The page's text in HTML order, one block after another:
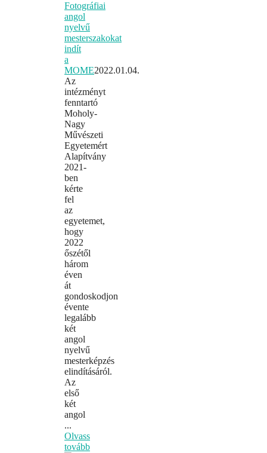
Fotográfiai
angol
nyelvű
mesterszakokat
indít
a
MOME2022.01.04.
Az
intézményt
fenntartó
Moholy-
Nagy
Művészeti
Egyetemért
Alapítvány
2021-
ben
kérte
fel
az
egyetemet,
hogy
2022
őszétől
három
éven
át
gondoskodjon
évente
legalább
két
angol
nyelvű
mesterképzés
elindításáról.
Az
első
két
angol
...
Olvass
tovább